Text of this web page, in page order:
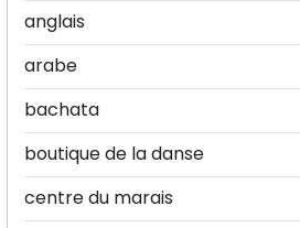
anglais
arabe
bachata
boutique de la danse
centre du marais